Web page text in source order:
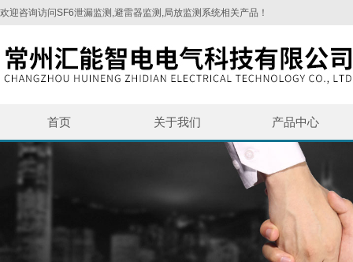
欢迎咨询访问SF6泄漏监测,避雷器监测,局放监测系统相关产品！
首页 关于我们 产品中心